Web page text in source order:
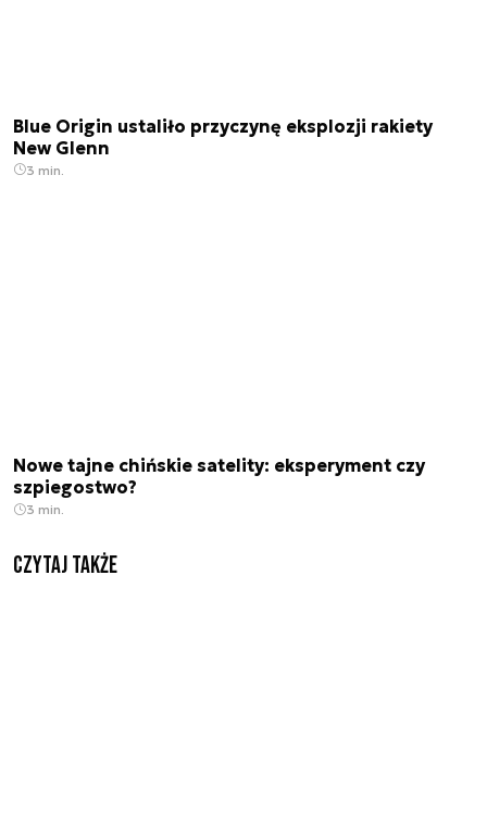
Blue Origin ustaliło przyczynę eksplozji rakiety
New Glenn
3 min.
Nowe tajne chińskie satelity: eksperyment czy
szpiegostwo?
3 min.
Czytaj także